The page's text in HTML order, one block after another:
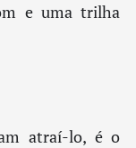
e uma trilha
atraí-lo, é o